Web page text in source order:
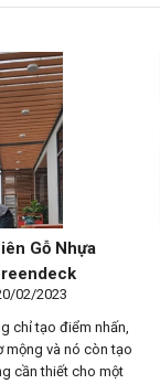
Gỗ Nhựa
02/2023
chỉ tạo điểm nhấn,
mộng và nó còn tạo
cần thiết cho một